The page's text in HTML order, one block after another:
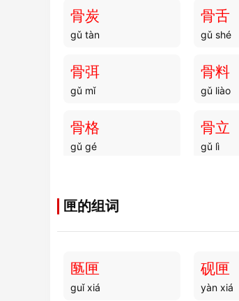
骨炭
gǔ tàn
骨舌
gǔ shé
骨弭
gǔ mǐ
骨料
gǔ liào
骨格
gǔ gé
骨立
gǔ lì
gǔ gěng
骨体 骨解
匣的组词
匦匣
guǐ xiá
砚匣
yàn xiá